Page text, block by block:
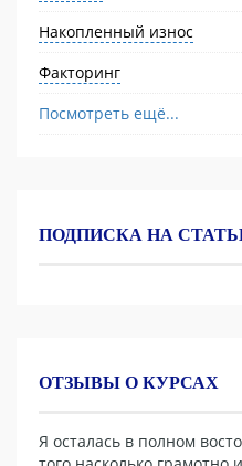
Накопленный износ
Факторинг
Посмотреть ещё...
ПОДПИСКА НА
ОТЗЫВЫ О КУРСАХ
Я осталась в полном